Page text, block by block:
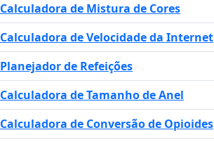
Calculadora de Mistura de Cores
Calculadora de Velocidade da Internet
Planejador de Refeições
Calculadora de Tamanho de Anel
Calculadora de Conversão de Opioides